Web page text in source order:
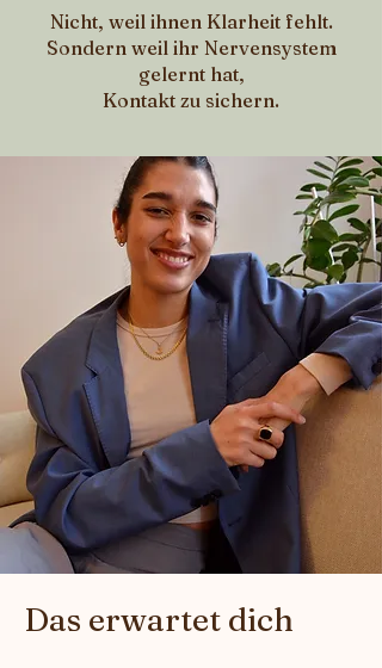
Nicht, weil ihnen Klarheit fehlt.
Sondern weil ihr Nervensystem
gelernt hat,
Kontakt zu sichern.
Das erwartet dich